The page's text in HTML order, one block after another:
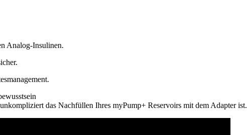
Analog-Insulinen.
das Nachfüllen Ihres myPump+ Reservoirs mit dem Adapter ist.